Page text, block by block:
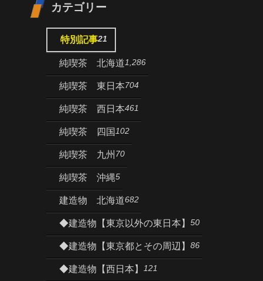
カテゴリー
特別記事21
純喫茶 北海道1,286
純喫茶 東日本704
純喫茶 西日本461
純喫茶 四国 102
純喫茶 九州 70
純喫茶 沖縄5
建造物 北海道682
◆建造物【東京以外の東日本】 50
◆建造物【東京都とその周辺】 86
◆建造物【西日本】 121